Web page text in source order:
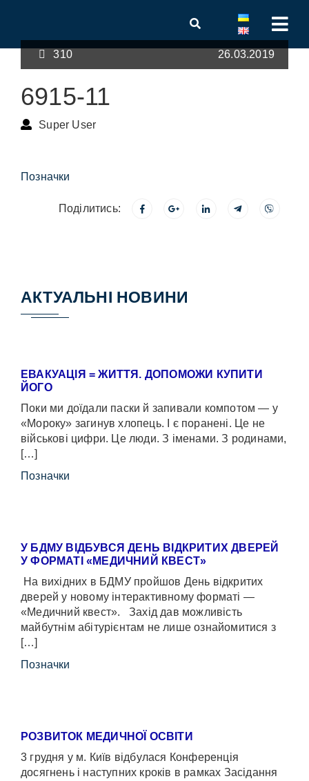
310 26.03.2019
6915-11
Super User
Позначки
Поділитись:
АКТУАЛЬНІ НОВИНИ
ЕВАКУАЦІЯ = ЖИТТЯ. ДОПОМОЖИ КУПИТИ
ЙОГО
Поки ми доїдали паски й запивали компотом — у
«Мороку» загинув хлопець. І є поранені. Це не
військові цифри. Це люди. З іменами. З родинами,
[…]
Позначки
У БДМУ ВІДБУВСЯ ДЕНЬ ВІДКРИТИХ ДВЕРЕЙ
У ФОРМАТІ «МЕДИЧНИЙ КВЕСТ»
На вихідних в БДМУ пройшов День відкритих
дверей у новому інтерактивному форматі —
«Медичний квест». Захід дав можливість
майбутнім абітурієнтам не лише ознайомитися з
[…]
Позначки
РОЗВИТОК МЕДИЧНОЇ ОСВІТИ
3 грудня у м. Київ відбулася Конференція
досягнень і наступних кроків в рамках Засідання